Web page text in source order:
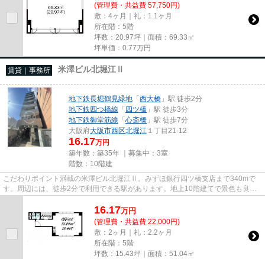
(管理費・共益費 57,750円)
敷：4ヶ月｜礼：1.1ヶ月
所在階：5階
坪数：20.97坪｜面積：69.33㎡
坪単価： 0.77万円
賃貸｜事務所 米澤ビル北堀江Ⅱ
地下鉄長堀鶴見緑地 「西大橋 」駅 徒歩2分
地下鉄四つ橋線 「四ツ橋 」駅 徒歩3分
地下鉄御堂筋線 「心斎橋 」駅 徒歩7分
大阪府大阪市西区北堀江 １丁目21-12
16.17万円
築年数：築35年 ｜募集中： 3室
階数：10階建
こだわりポイント満載の米澤ビル北堀江Ⅱ。みずほ銀行四ツ橋支店まで340mで
す。周辺には、徒歩2分で利用できる駅があります。地上10階建てで景色も良
く、多数のお問い合わせをいただい...
16.17万円
(管理費・共益費 22,000円)
敷：2ヶ月｜礼：2.2ヶ月
所在階：5階
坪数：15.43坪｜面積：51.04㎡